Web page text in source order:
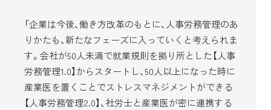
「企業は今後、働き方改革のもとに、人事労務管理のあ
りかたも、新たなフェーズに入っていくと考えられま
す。会社が50人未満で就業規則を拠り所とした【人事
労務管理1.0】からスタートし、50人以上になった時に
産業医を置くことでストレスマネジメントができる
【人事労務管理2.0】、社労士と産業医が密に連携する